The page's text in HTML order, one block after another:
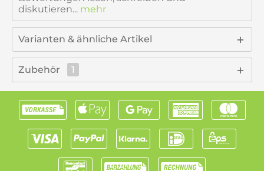
diskutieren... mehr
Varianten & ähnliche Artikel
Zubehör 1